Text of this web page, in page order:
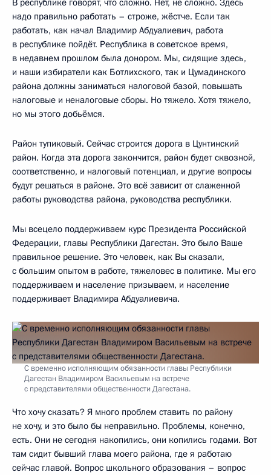
В республике говорят, что сложно. Нет, не сложно. Здесь
надо правильно работать – строже, жёстче. Если так
работать, как начал Владимир Абдуалиевич, работа
в республике пойдёт. Республика в советское время,
в недавнем прошлом была донором. Мы, сидящие здесь,
и наши избиратели как Ботлихского, так и Цумадинского
района должны заниматься налоговой базой, повышать
налоговые и неналоговые сборы. Но тяжело. Хотя тяжело,
но мы этого добьёмся.
Район тупиковый. Сейчас строится дорога в Цунтинский
район. Когда эта дорога закончится, район будет сквозной,
соответственно, и налоговый потенциал, и другие вопросы
будут решаться в районе. Это всё зависит от слаженной
работы руководства района, руководства республики.
Мы всецело поддерживаем курс Президента Российской
Федерации, главы Республики Дагестан. Это было Ваше
правильное решение. Это человек, как Вы сказали,
с большим опытом в работе, тяжеловес в политике. Мы его
поддерживаем и население призываем, и население
поддерживает Владимира Абдуалиевича.
С временно исполняющим обязанности главы Республики
Дагестан Владимиром Васильевым на встрече
с представителями общественности Дагестана.
Что хочу сказать? Я много проблем ставить по району
не хочу, и это было бы неправильно. Проблемы, конечно,
есть. Они не сегодня накопились, они копились годами. Вот
там сидит бывший глава моего района, где я работаю
сейчас главой. Вопрос школьного образования – вопрос